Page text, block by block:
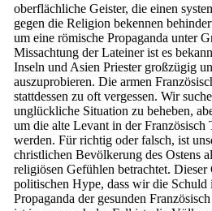
oberflächliche Geister, die einen
gegen die Religion bekennen
um eine römische Propaganda unter
Missachtung der Lateiner ist es
Inseln und Asien Priester großzügig
auszuprobieren. Die armen
stattdessen zu oft vergessen. Wir
unglückliche Situation zu beheben,
um die alte Levant in der Französisch
werden. Für richtig oder falsch, ist
christlichen Bevölkerung des Ostens
religiösen Gefühlen betrachtet.
politischen Hype, dass wir die
Propaganda der gesunden